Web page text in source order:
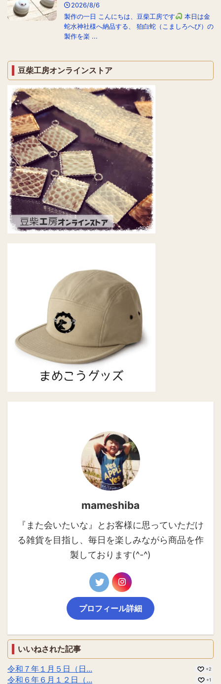
2026/8/6
製作の一日 こんにちは、豆柴工房です
本日は金
蛇水神社様へ納品する、 狛白蛇（こましろへび）の
製作を楽 ...
豆柴工房オンラインストア
mameshiba
『また会いたいな』とお客様に思っていただけ
る雑貨を目指し、毎日を楽しみながら商品を作
製しております(^-^)
プロフィール詳細
いいねされた記事
令和７年１月５日（日...
+2
令和６年６月１２日（... +1